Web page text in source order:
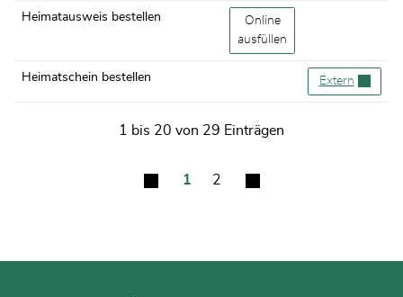
Heimatausweis bestellen Heimatausweis bestellen
Online
ausfüllen
Heimatschein bestellen Heimatschein
Extern
1 bis 20 von 29 Einträgen
1 2
Fusszeile